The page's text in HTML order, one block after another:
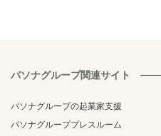
パソナグループ関連サイト
パソナグループの起業家支援
パソナグループプレスルーム